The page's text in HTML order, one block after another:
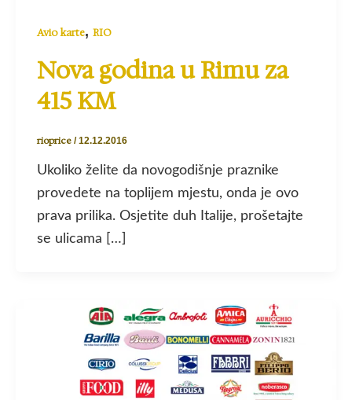
Avio karte, RIO
Nova godina u Rimu za
415 KM
rioprice /12.12.2016
Ukoliko želite da novogodišnje praznike
provedete na toplijem mjestu, onda je ovo
prava prilika. Osjetite duh Italije, prošetajte
se ulicama […]